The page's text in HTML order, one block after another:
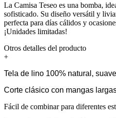
La Camisa Teseo es una bomba,
sofisticado. Su diseño versátil y
perfecta para días cálidos y
¡Unidades limitadas!
Otros detalles del producto
+
Tela de lino 100% natural,
Corte clásico con mangas
Fácil de combinar para diferentes